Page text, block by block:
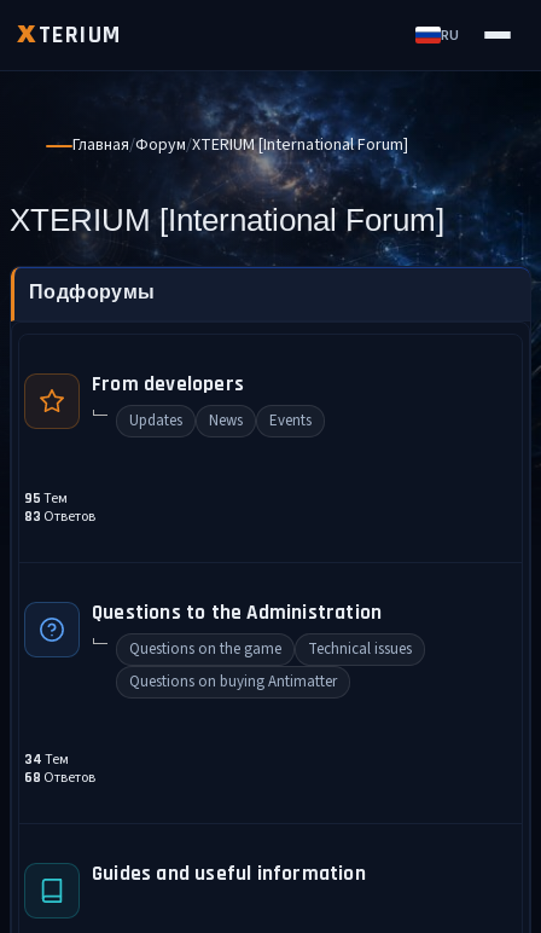
XTERIUM RU
Главная Форум XTERIUM [International Forum]
XTERIUM [International Forum]
Подфорумы
From developers
Updates News Events
95 Тем
83 Ответов
Questions to the Administration
Questions on the game
Technical issues
Questions on buying Antimatter
34 Тем
68 Ответов
Guides and useful information